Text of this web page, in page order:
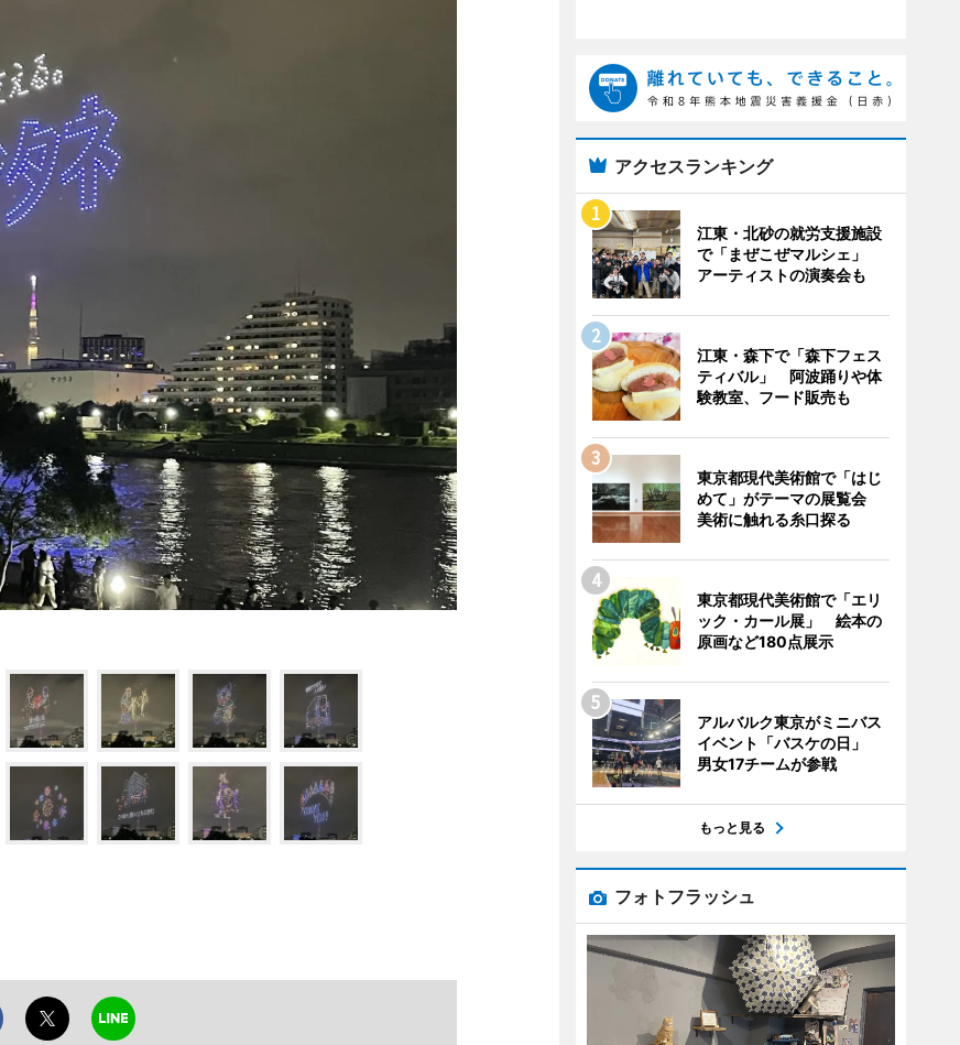
アクセスランキング
江東・北砂の就労支援施設
で「まぜこぜマルシェ」
アーティストの演奏会も
江東・森下で「森下フェス
ティバル」 阿波踊りや体
験教室、フード販売も
東京都現代美術館で「はじ
めて」がテーマの展覧会
美術に触れる糸口探る
東京都現代美術館で「エリ
ック・カール展」 絵本の
原画など180点展示
アルバルク東京がミニバス
イベント「バスケの日」
男女17チームが参戦
もっと見る
フォトフラッシュ